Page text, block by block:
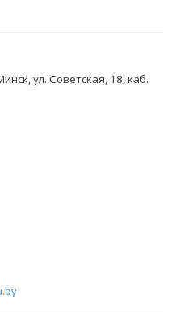
ул. Советская, 18, каб.